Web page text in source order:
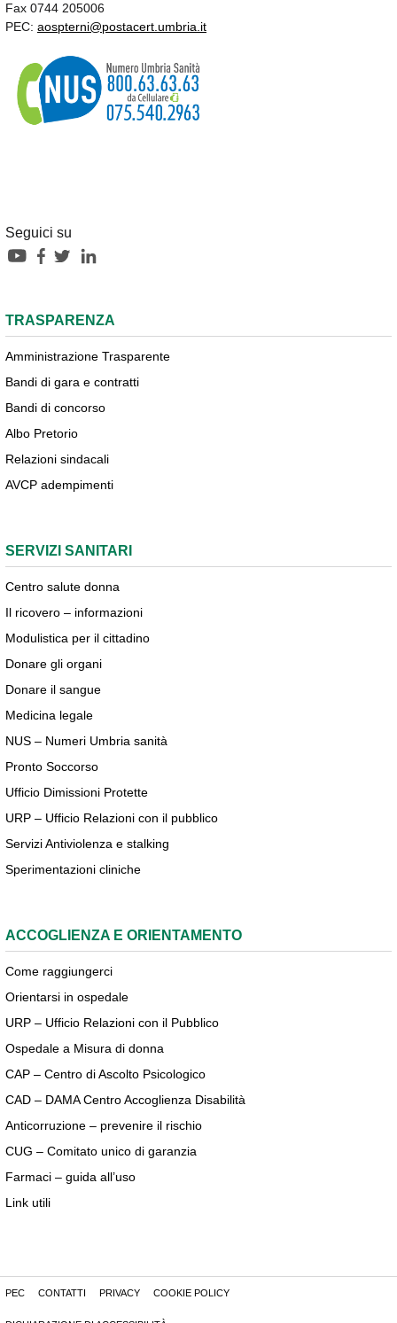
Fax 0744 205006
PEC: aospterni@postacert.umbria.it
Seguici su
TRASPARENZA
Amministrazione Trasparente
Bandi di gara e contratti
Bandi di concorso
Albo Pretorio
Relazioni sindacali
AVCP adempimenti
SERVIZI SANITARI
Centro salute donna
Il ricovero – informazioni
Modulistica per il cittadino
Donare gli organi
Donare il sangue
Medicina legale
NUS – Numeri Umbria sanità
Pronto Soccorso
Ufficio Dimissioni Protette
URP – Ufficio Relazioni con il pubblico
Servizi Antiviolenza e stalking
Sperimentazioni cliniche
ACCOGLIENZA E ORIENTAMENTO
Come raggiungerci
Orientarsi in ospedale
URP – Ufficio Relazioni con il Pubblico
Ospedale a Misura di donna
CAP – Centro di Ascolto Psicologico
CAD – DAMA Centro Accoglienza Disabilità
Anticorruzione – prevenire il rischio
CUG – Comitato unico di garanzia
Farmaci – guida all’uso
Link utili
PEC CONTATTI PRIVACY COOKIE POLICY